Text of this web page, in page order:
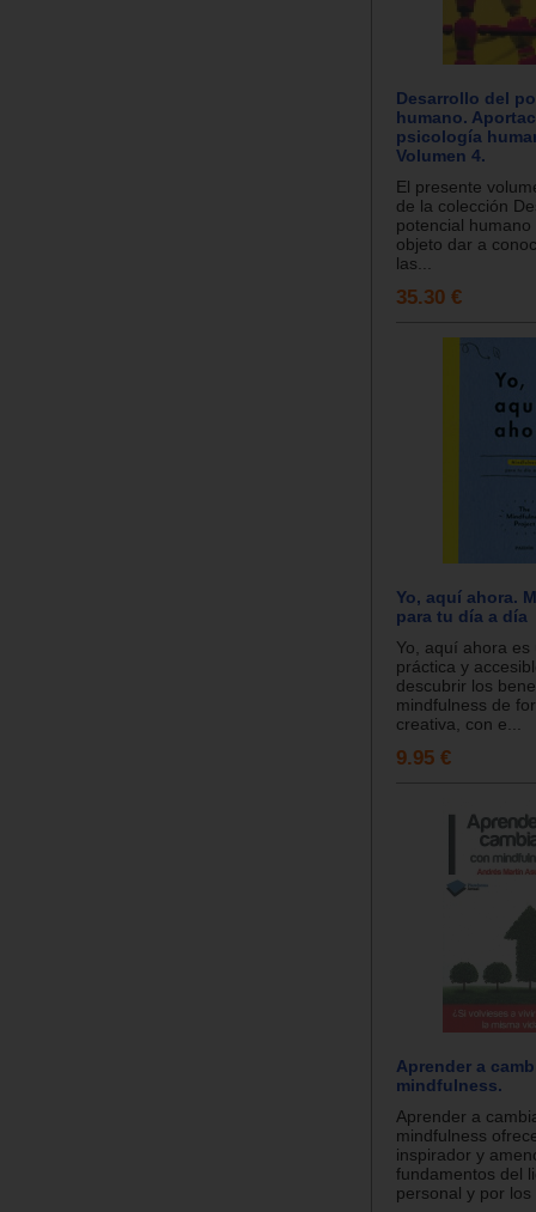
Desarrollo del
humano.
psicología
Volumen 4.
El presente
de la colección
potencial
objeto dar a
las...
35.30 €
Yo, aquí ahora.
para tu día a día
Yo, aquí ahora es
práctica y
descubrir los
mindfulness de
creativa, con e...
9.95 €
Aprender a
mindfulness.
Aprender a
mindfulness
inspirador y
fundamentos del
personal y por los